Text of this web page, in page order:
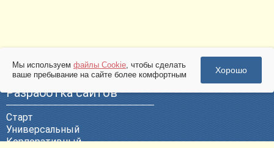
Разработка сайтов
Старт
Универсальный
Корпоративный
Мы используем файлы Cookie, чтобы сделать
ваше пребывание на сайте более комфортным
Хорошо